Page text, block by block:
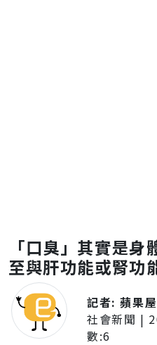
「口臭」其實是
至與肝功能或腎功
記者:蘋果
社會新聞 |
數:6